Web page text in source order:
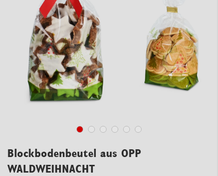
Blockbodenbeutel aus OPP
WALDWEIHNACHT